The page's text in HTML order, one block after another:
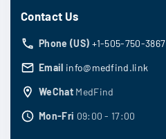
Contact Us
Phone (US) +1-505-750-3867
Email info@medfind.link
WeChat MedFind
Mon-Fri 09:00 - 17:00